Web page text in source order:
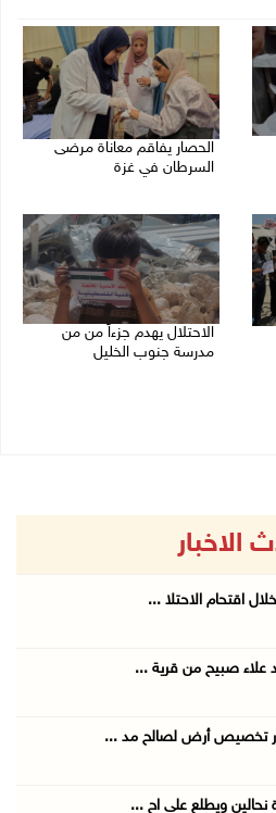
الحصار يفاقم معاناة مرضى
السرطان في غزة
الاحتلال يهدم جزءاً من من
مدرسة جنوب الخليل
الاخبار
اقتحام الاحتلا ...
علاء صبيح من قرية ...
تخصيص أرض لصالح مد ...
ويطلع على اح ...